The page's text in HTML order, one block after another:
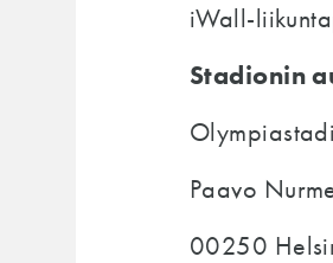
iWall-
Stadionin
Paavo
00250